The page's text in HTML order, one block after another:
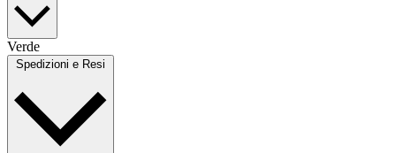
Verde
Spedizioni e Resi